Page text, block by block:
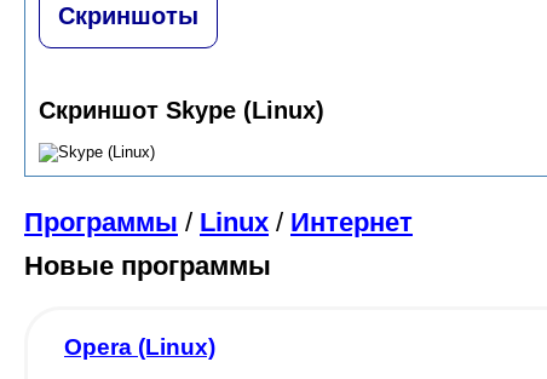
Скриншоты
Скриншот Skype (Linux)
Программы / Linux / Интернет
Новые программы
Opera (Linux)